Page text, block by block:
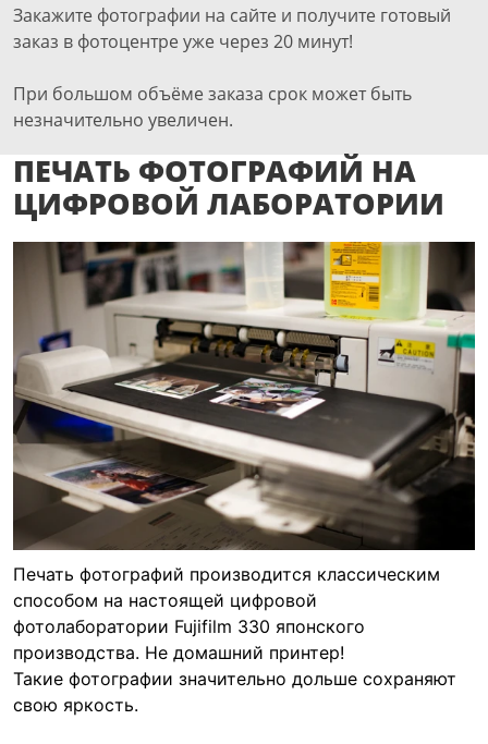
Закажите фотографии на сайте и получите готовый
заказ в фотоцентре уже через 20 минут!
При большом объёме заказа срок может быть
незначительно увеличен.
ПЕЧАТЬ ФОТОГРАФИЙ НА
ЦИФРОВОЙ ЛАБОРАТОРИИ
Печать фотографий производится классическим
способом на настоящей цифровой
фотолаборатории Fujifilm 330 японского
производства. Не домашний принтер!
Такие фотографии значительно дольше сохраняют
свою яркость.